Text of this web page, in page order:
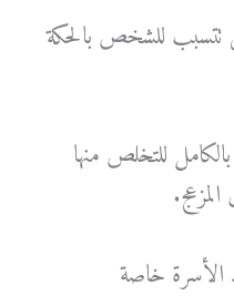
تتسبب للشخص بالحكة
للتخلص منها
الأسرة خاصة